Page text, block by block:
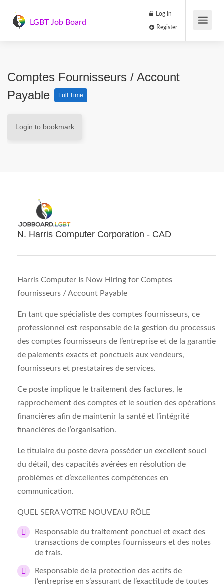
LGBT Job Board
Log In
Comptes Fournisseurs / Account
Payable
Full Time
Login to bookmark
N. Harris Computer Corporation - CAD
Harris Computer Is Now Hiring for Comptes
fournisseurs / Account Payable
En tant que spécialiste des comptes fournisseurs, ce
professionnel est responsable de la gestion du processus
des comptes fournisseurs de l’entreprise et de la garantie
de paiements exacts et ponctuels aux vendeurs,
fournisseurs et prestataires de services.
Ce poste implique le traitement des factures, le
rapprochement des comptes et le soutien des opérations
financières afin de maintenir la santé et l’intégrité
financières de l’organisation.
Le titulaire du poste devra posséder un excellent souci
du détail, des capacités avérées en résolution de
problèmes et d’excellentes compétences en
communication.
QUEL SERA VOTRE NOUVEAU RÔLE
Responsable du traitement ponctuel et exact des
transactions de comptes fournisseurs et des notes
de frais.
Responsable de la protection des actifs de
l’entreprise en s’assurant de l’exactitude de toutes